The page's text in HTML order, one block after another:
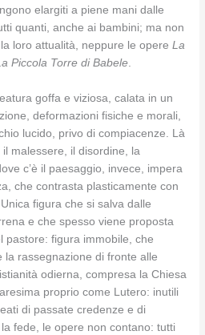
elargiti a piene mani dalle
quanti, anche ai bambini; ma non
loro attualità, neppure le opereLa
Piccola Torre di Babele.
goffa e viziosa, calata in un
deformazioni fisiche e morali,
lucido, privo di compiacenze. Là
il malessere, il disordine, la
c’è il paesaggio, invece, impera
che contrasta plasticamente con
figura che si salva dalle
e che spesso viene proposta
pastore: figura immobile, che
la rassegnazione di fronte alle
odierna, compresa la Chiesa
proprio come Lutero: inutili
di passate credenze e di
fede, le opere non contano: tutti